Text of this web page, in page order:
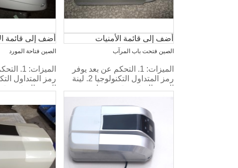
أضف إلى قائمة الأمنيات
الصين فتحت باب المرآب
الميزات: 1. التحكم عن بعد يوفر
رمز المتداول التكنولوجيا 2. لينة
البدء والتوقف، قوية، صامتة.
أضف إلى قائمة
الصين فتاحة المورد
الميزات:
البدء والتوقف،